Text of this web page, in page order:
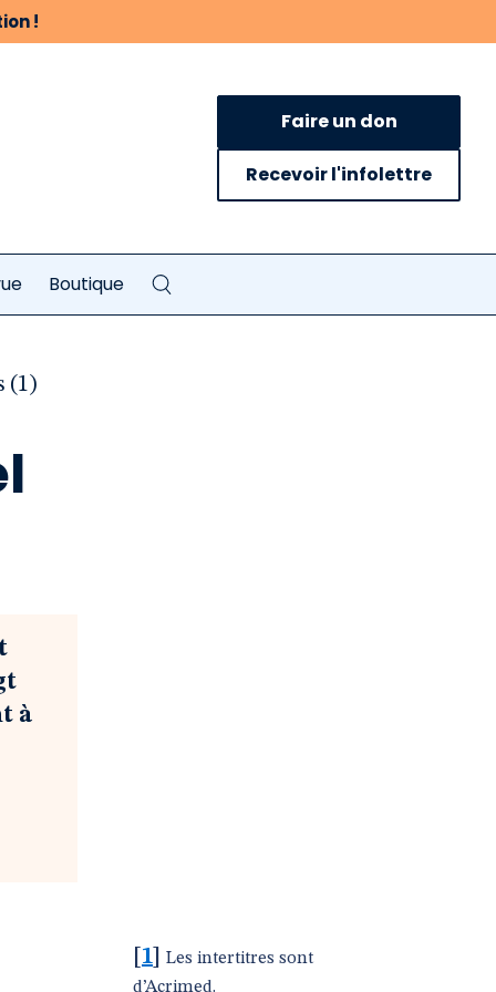
!
Faire un don
Recevoir l'infolettre
Boutique
(1)
à
1
Les intertitres sont
d’Acrimed.